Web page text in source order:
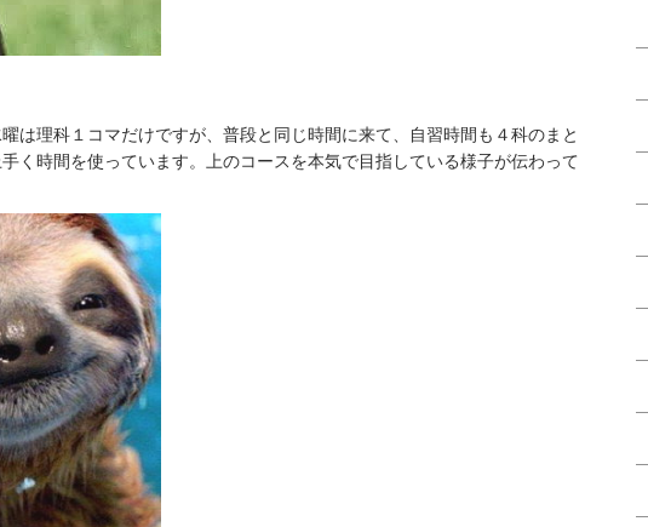
は理科１コマだけですが、普段と同じ時間に来て、自習時間も４科のまと
く時間を使っています。上のコースを本気で目指している様子が伝わって